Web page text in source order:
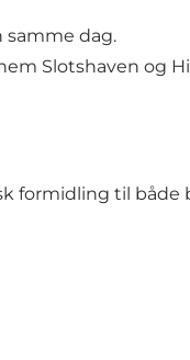
dag.
Slotshaven og
formidling til både